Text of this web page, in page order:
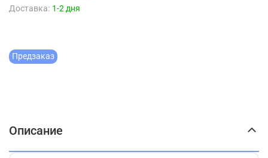
Предзаказ
Доставка: 1-2 дня
Описание